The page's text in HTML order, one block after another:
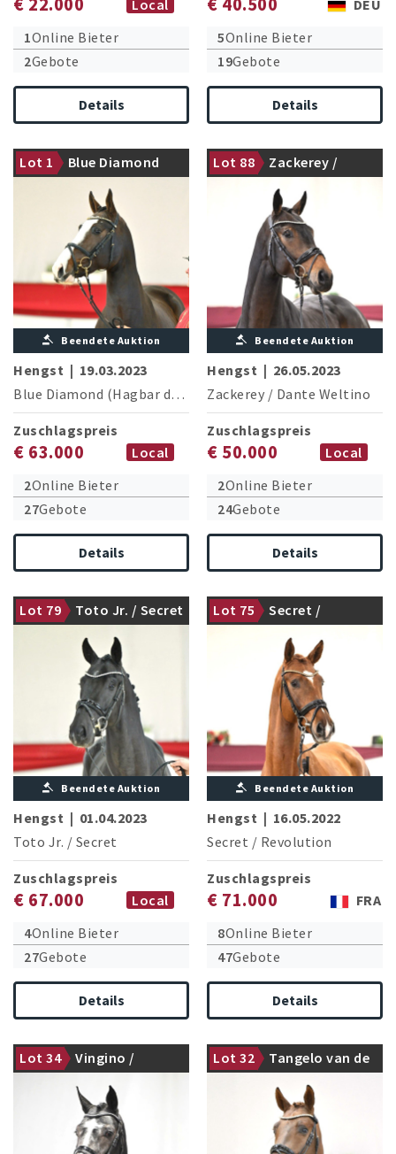
Local
1Online Bieter
2Gebote
Details
DEU
5Online Bieter
19Gebote
Details
Lot 1
Blue Diamond
(Hagbar du
Lozon) / Dallas
VDL
gekört
Beendete Auktion
Hengst | 19.03.2023
Blue Diamond (Hagbar du Lozon)
/Dallas VDL
Zuschlagspreis
€ 63.000
Local
2Online Bieter
27Gebote
Details
Lot 88
Zackerey /
Dante Weltino
gekört
Beendete Auktion
Hengst | 26.05.2023
Zackerey / Dante Weltino
Zuschlagspreis
€ 50.000
Local
2Online Bieter
24Gebote
Details
Lot 79 Toto Jr. / Secret
nicht gekört
Beendete Auktion
Hengst | 01.04.2023
Toto Jr. / Secret
Zuschlagspreis
€ 67.000
Local
4Online Bieter
27Gebote
Details
Lot 75
Secret /
Revolution
nicht gekört
Beendete Auktion
Hengst | 16.05.2022
Secret / Revolution
Zuschlagspreis
€ 71.000
FRA
8Online Bieter
47Gebote
Details
Lot 34
Vingino /
Stolzenberg
gekört Lot 32
Tangelo van de
Zuuthoeve /
Levisto
gekört